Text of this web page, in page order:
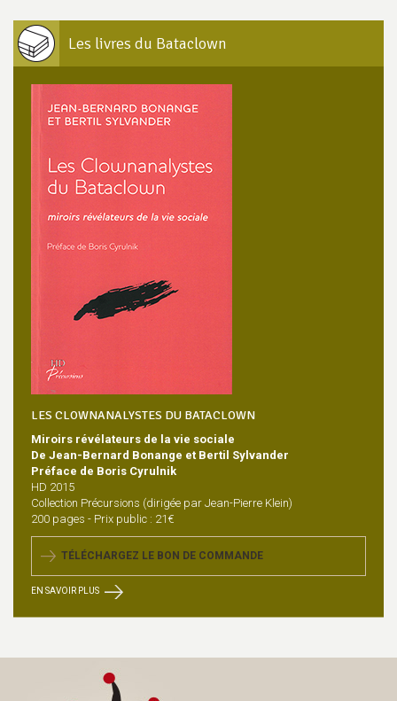
Les livres du Bataclown
LES CLOWNANALYSTES DU BATACLOWN
Miroirs révélateurs de la vie sociale
De Jean-Bernard Bonange et Bertil Sylvander
Préface de Boris Cyrulnik
HD 2015
Collection Précursions (dirigée par Jean-Pierre Klein)
200 pages - Prix public : 21€
TÉLÉCHARGEZ LE BON DE COMMANDE
EN SAVOIR PLUS